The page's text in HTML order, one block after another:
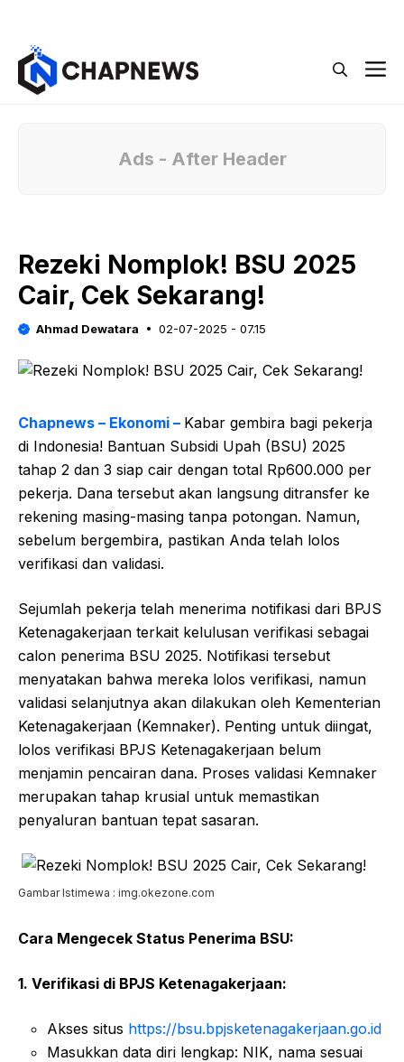
Ads - After Header
Rezeki Nomplok! BSU 2025
Cair, Cek Sekarang!
Ahmad Dewatara 02-07-2025 - 07.15
Chapnews – Ekonomi – Kabar gembira bagi pekerja
di Indonesia! Bantuan Subsidi Upah (BSU) 2025
tahap 2 dan 3 siap cair dengan total Rp600.000 per
pekerja. Dana tersebut akan langsung ditransfer ke
rekening masing-masing tanpa potongan. Namun,
sebelum bergembira, pastikan Anda telah lolos
verifikasi dan validasi.
Sejumlah pekerja telah menerima notifikasi dari BPJS
Ketenagakerjaan terkait kelulusan verifikasi sebagai
calon penerima BSU 2025. Notifikasi tersebut
menyatakan bahwa mereka lolos verifikasi, namun
validasi selanjutnya akan dilakukan oleh Kementerian
Ketenagakerjaan (Kemnaker). Penting untuk diingat,
lolos verifikasi BPJS Ketenagakerjaan belum
menjamin pencairan dana. Proses validasi Kemnaker
merupakan tahap krusial untuk memastikan
penyaluran bantuan tepat sasaran.
Gambar Istimewa : img.okezone.com
Cara Mengecek Status Penerima BSU:
1. Verifikasi di BPJS Ketenagakerjaan:
Akses situs https://bsu.bpjsketenagakerjaan.go.id
Masukkan data diri lengkap: NIK, nama sesuai